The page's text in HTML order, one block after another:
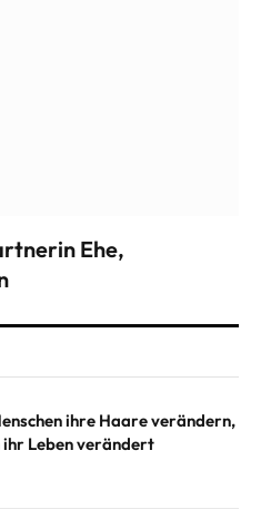
Ehe,
ihre Haare verändern,
ihr Leben verändert